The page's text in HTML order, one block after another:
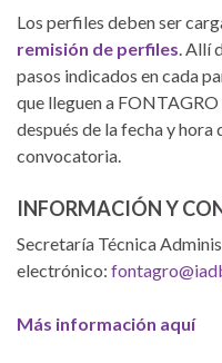
Los perfiles deben ser
remisión de perfiles . Allí
pasos indicados en cada
que lleguen a
después de la fecha y
convocatoria.
INFORMACIÓN Y
Secretaría Técnica
electrónico:
Más información aquí